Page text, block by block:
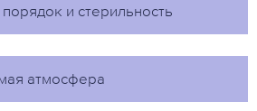
и стерильность
атмосфера